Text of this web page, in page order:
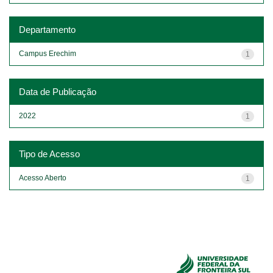
Departamento
1
Campus Erechim
Data de Publicação
1
2022
Tipo de Acesso
1
Acesso Aberto